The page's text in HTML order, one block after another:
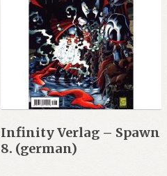
Infinity Verlag – Spawn
8. (german)